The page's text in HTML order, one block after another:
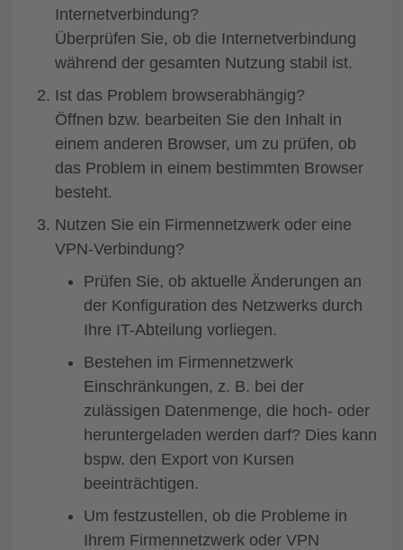
Internetverbindung?
Überprüfen Sie, ob die Internetverbindung
während der gesamten Nutzung stabil ist.
Ist das Problem browserabhängig?
Öffnen bzw. bearbeiten Sie den Inhalt in
einem anderen Browser, um zu prüfen, ob
das Problem in einem bestimmten Browser
besteht.
Nutzen Sie ein Firmennetzwerk oder eine
VPN-Verbindung?
Prüfen Sie, ob aktuelle Änderungen an
der Konfiguration des Netzwerks durch
Ihre IT-Abteilung vorliegen.
Bestehen im Firmennetzwerk
Einschränkungen, z. B. bei der
zulässigen Datenmenge, die hoch- oder
heruntergeladen werden darf? Dies kann
bspw. den Export von Kursen
beeinträchtigen.
Um festzustellen, ob die Probleme in
Ihrem Firmennetzwerk oder VPN